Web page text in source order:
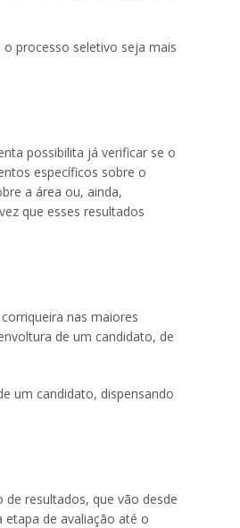
processo seletivo seja mais
possibilita já verificar se o
específicos sobre o
a área ou, ainda,
que esses resultados
nas maiores
de um candidato, de
um candidato, dispensando
resultados, que vão desde
de avaliação até o